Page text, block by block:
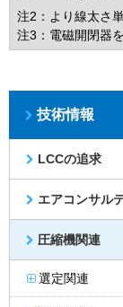
注2：より線太さ
注3：電磁開閉器
技術情報
LCCの追求
エアコンサル
圧縮機関連
選定関連